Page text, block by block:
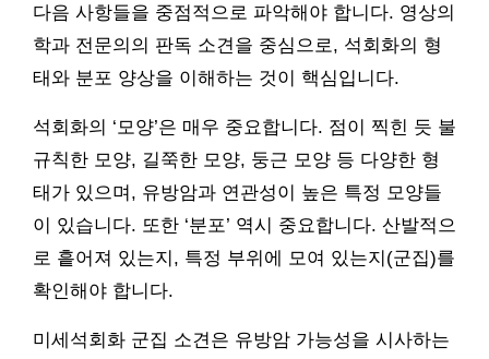
다음 사항들을 중점적으로 파악해야 합니다. 영상의
학과 전문의의 판독 소견을 중심으로, 석회화의 형
태와 분포 양상을 이해하는 것이 핵심입니다.
석회화의 ‘모양’은 매우 중요합니다. 점이 찍힌 듯 불
규칙한 모양, 길쭉한 모양, 둥근 모양 등 다양한 형
태가 있으며, 유방암과 연관성이 높은 특정 모양들
이 있습니다. 또한 ‘분포’ 역시 중요합니다. 산발적으
로 흩어져 있는지, 특정 부위에 모여 있는지(군집)를
확인해야 합니다.
미세석회화 군집 소견은 유방암 가능성을 시사하는